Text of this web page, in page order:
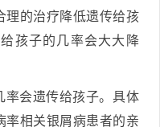
理的治疗降低遗传给孩
孩子的几率会大大降
率会遗传给孩子。具体
率相关银屑病患者的亲